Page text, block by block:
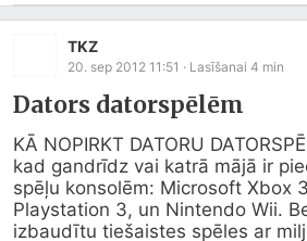
TKZ
20. sep 2012 11:51 · Lasīšanai 4 min
Dators datorspēlēm
KĀ NOPIRKT DATORU
kad gandrīdz vai katrā mājā ir
spēļu konsolēm: Microsoft Xbox
Playstation 3, un Nintendo Wii.
izbaudītu tiešaistes spēles ar